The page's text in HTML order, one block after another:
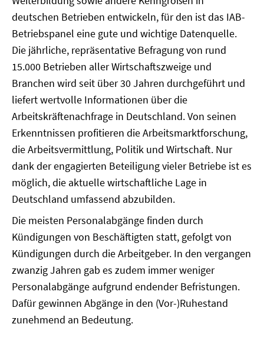
deutschen Betrieben entwickeln, für den ist das IAB-
Betriebspanel eine gute und wichtige Datenquelle.
Die jährliche, repräsentative Befragung von rund
15.000 Betrieben aller Wirtschaftszweige und
Branchen wird seit über 30 Jahren durchgeführt und
liefert wertvolle Informationen über die
Arbeitskräftenachfrage in Deutschland. Von seinen
Erkenntnissen profitieren die Arbeitsmarktforschung,
die Arbeitsvermittlung, Politik und Wirtschaft. Nur
dank der engagierten Beteiligung vieler Betriebe ist es
möglich, die aktuelle wirtschaftliche Lage in
Deutschland umfassend abzubilden.
Die meisten Personalabgänge finden durch
Kündigungen von Beschäftigten statt, gefolgt von
Kündigungen durch die Arbeitgeber. In den vergangen
zwanzig Jahren gab es zudem immer weniger
Personalabgänge aufgrund endender Befristungen.
Dafür gewinnen Abgänge in den (Vor-)Ruhestand
zunehmend an Bedeutung.